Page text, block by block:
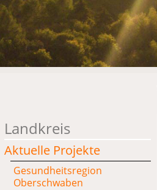
Landkreis
Aktuelle Projekte
Gesundheitsregion
Oberschwaben